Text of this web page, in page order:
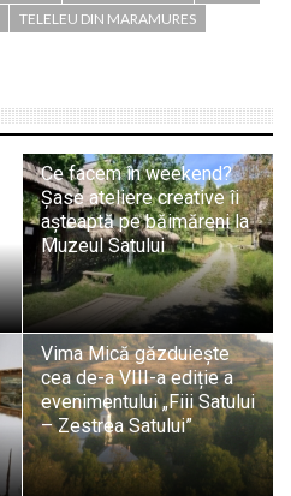
TELELEU DIN MARAMURES
Ce facem în weekend?
Șase ateliere creative îi
așteaptă pe băimăreni la
Muzeul Satului
Vima Mică găzduiește
cea de-a VIII-a ediție a
evenimentului „Fiii Satului
– Zestrea Satului”